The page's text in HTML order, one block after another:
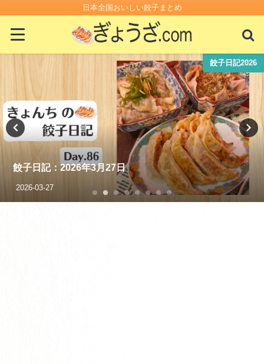
日本全国おいしい餃子まとめ
コンビニ・スーパー
スーパーの生餃子が100円で最強においしいって知って
る？
2021-01-14